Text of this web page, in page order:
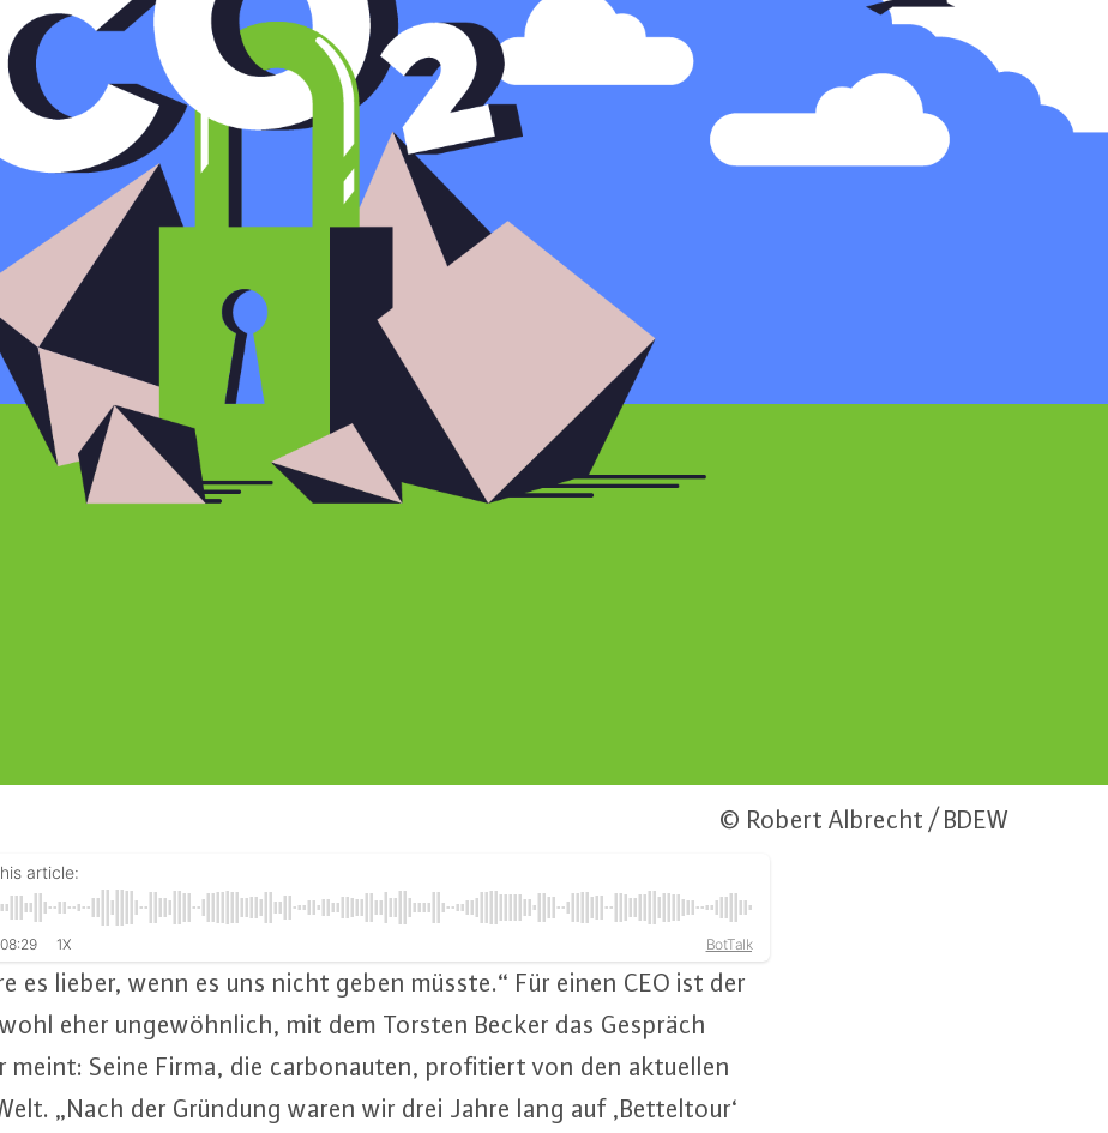
© Robert Albrecht / BDEW
article:
08:29 1X BotTalk
es lieber, wenn es uns nicht geben müsste.“ Für einen CEO ist der
eher un­ge­wöhn­lich, mit dem Torsten Becker das Gespräch
meint: Seine Firma, die car­bo­nau­ten, pro­fi­tiert von den aktuellen
„Nach der Gründung waren wir drei Jahre lang auf ‚Bet­tel­tour‘